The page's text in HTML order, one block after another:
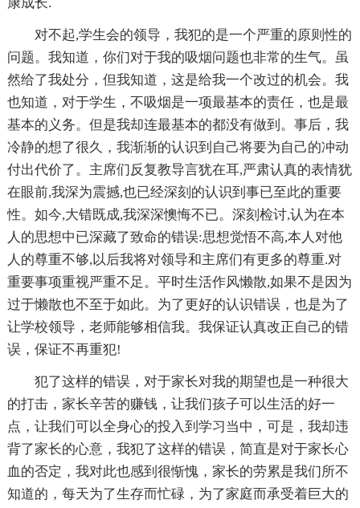
康成长.
对不起,学生会的领导，我犯的是一个严重的原则性的
问题。我知道，你们对于我的吸烟问题也非常的生气。虽
然给了我处分，但我知道，这是给我一个改过的机会。我
也知道，对于学生，不吸烟是一项最基本的责任，也是最
基本的义务。但是我却连最基本的都没有做到。事后，我
冷静的想了很久，我渐渐的认识到自己将要为自己的冲动
付出代价了。主席们反复教导言犹在耳,严肃认真的表情犹
在眼前,我深为震撼,也已经深刻的认识到事已至此的重要
性。如今,大错既成,我深深懊悔不已。深刻检讨,认为在本
人的思想中已深藏了致命的错误:思想觉悟不高,本人对他
人的尊重不够,以后我将对领导和主席们有更多的尊重.对
重要事项重视严重不足。平时生活作风懒散,如果不是因为
过于懒散也不至于如此。为了更好的认识错误，也是为了
让学校领导，老师能够相信我。我保证认真改正自己的错
误，保证不再重犯!
犯了这样的错误，对于家长对我的期望也是一种很大
的打击，家长辛苦的赚钱，让我们孩子可以生活的好一
点，让我们可以全身心的投入到学习当中，可是，我却违
背了家长的心意，我犯了这样的错误，简直是对于家长心
血的否定，我对此也感到很惭愧，家长的劳累是我们所不
知道的，每天为了生存而忙碌，为了家庭而承受着巨大的